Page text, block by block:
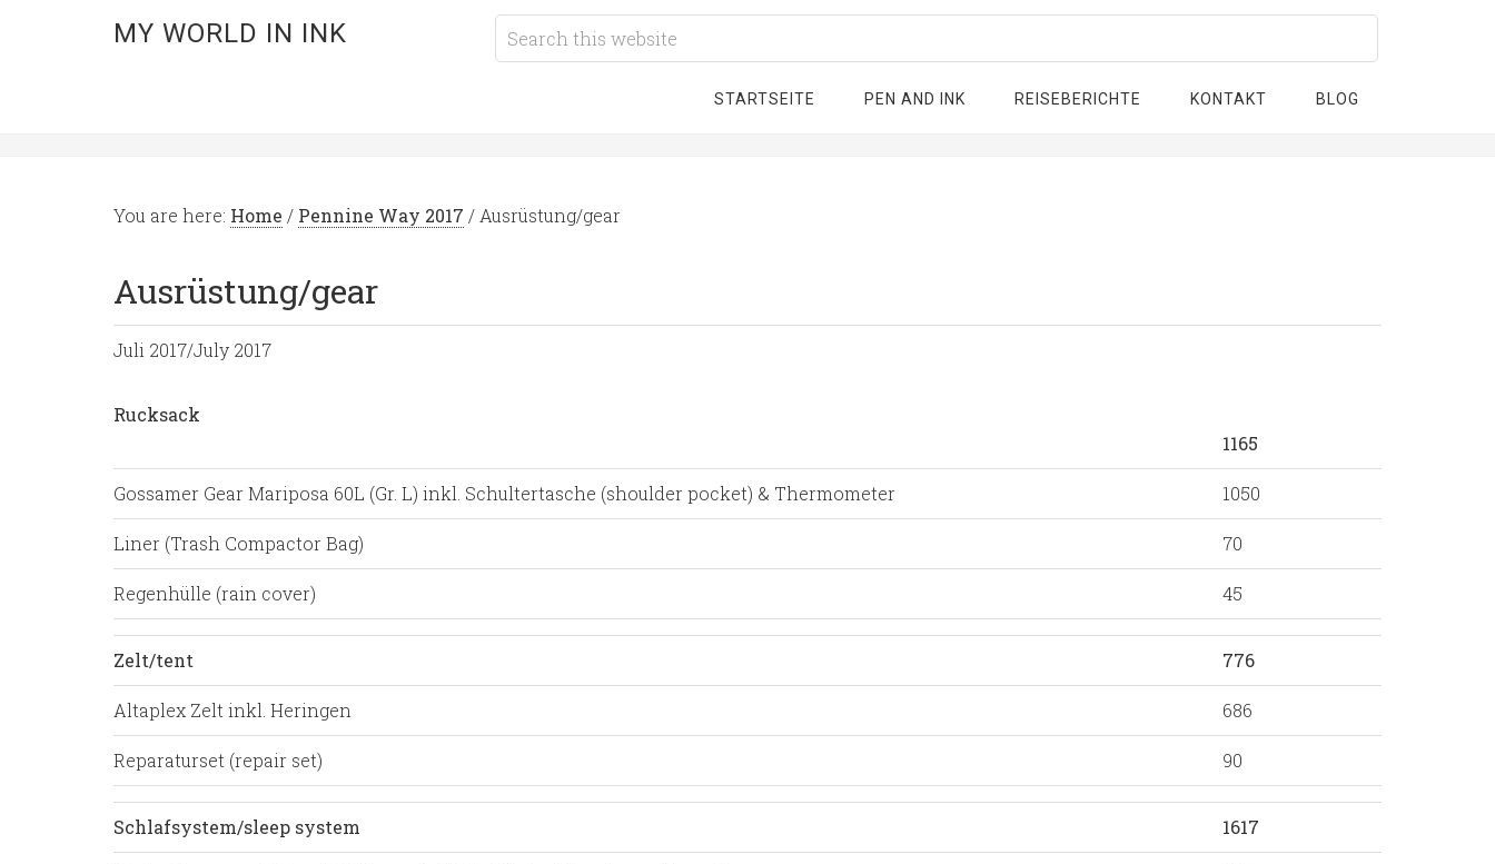
MY WORLD IN INK
STARTSEITE PEN AND INK REISEBERICHTE KONTAKT BLOG
You are here: Home / Pennine Way 2017 / Ausrüstung/gear
Ausrüstung/gear
Juli 2017/July 2017
Rucksack
1165
Gossamer Gear Mariposa 60L (Gr. L) inkl. Schultertasche (shoulder pocket) & Thermometer 1050
Liner (Trash Compactor Bag) 70
Regenhülle (rain cover) 45
Zelt/tent 776
Altaplex Zelt inkl. Heringen 686
Reparaturset (repair set) 90
Schlafsystem/sleep system 1617